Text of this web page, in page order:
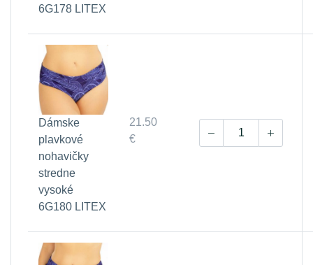
6G178 LITEX
Dámske
plavkové
nohavičky
stredne
vysoké
6G180 LITEX
21.50
€